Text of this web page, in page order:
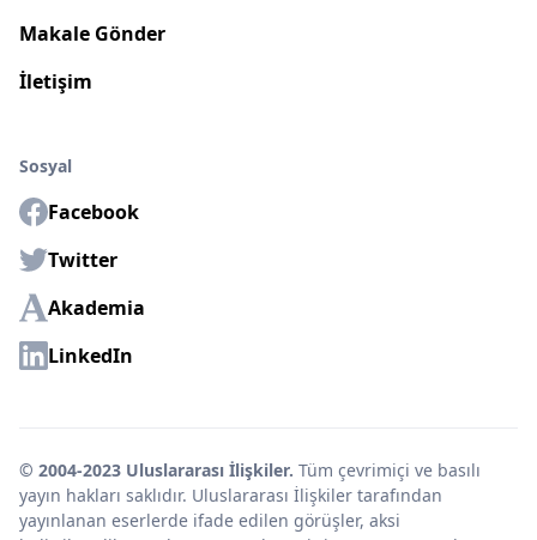
Makale Gönder
İletişim
Sosyal
Facebook
Twitter
Akademia
LinkedIn
© 2004-2023 Uluslararası İlişkiler. Tüm çevrimiçi ve basılı
yayın hakları saklıdır. Uluslararası İlişkiler tarafından
yayınlanan eserlerde ifade edilen görüşler, aksi